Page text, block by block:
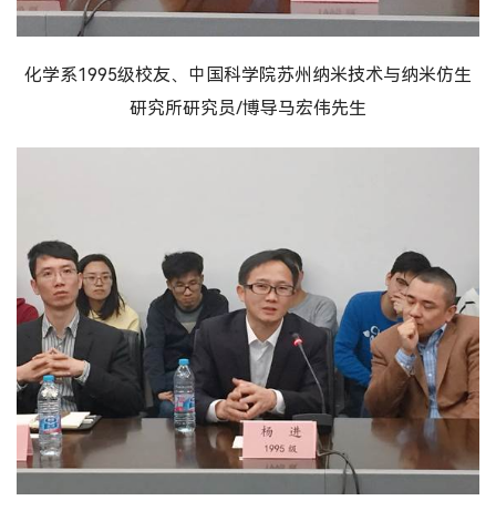
化学系1995级校友、中国科学院苏州纳米技术与纳米仿生
研究所研究员/博导马宏伟先生